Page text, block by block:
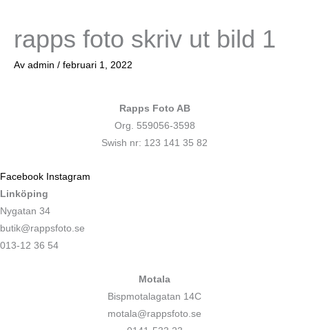
rapps foto skriv ut bild 1
Av admin / februari 1, 2022
Rapps Foto AB
Org. 559056-3598
Swish nr: 123 141 35 82
Facebook Instagram
Linköping
Nygatan 34
butik@rappsfoto.se
013-12 36 54
Motala
Bispmotalagatan 14C
motala@rappsfoto.se